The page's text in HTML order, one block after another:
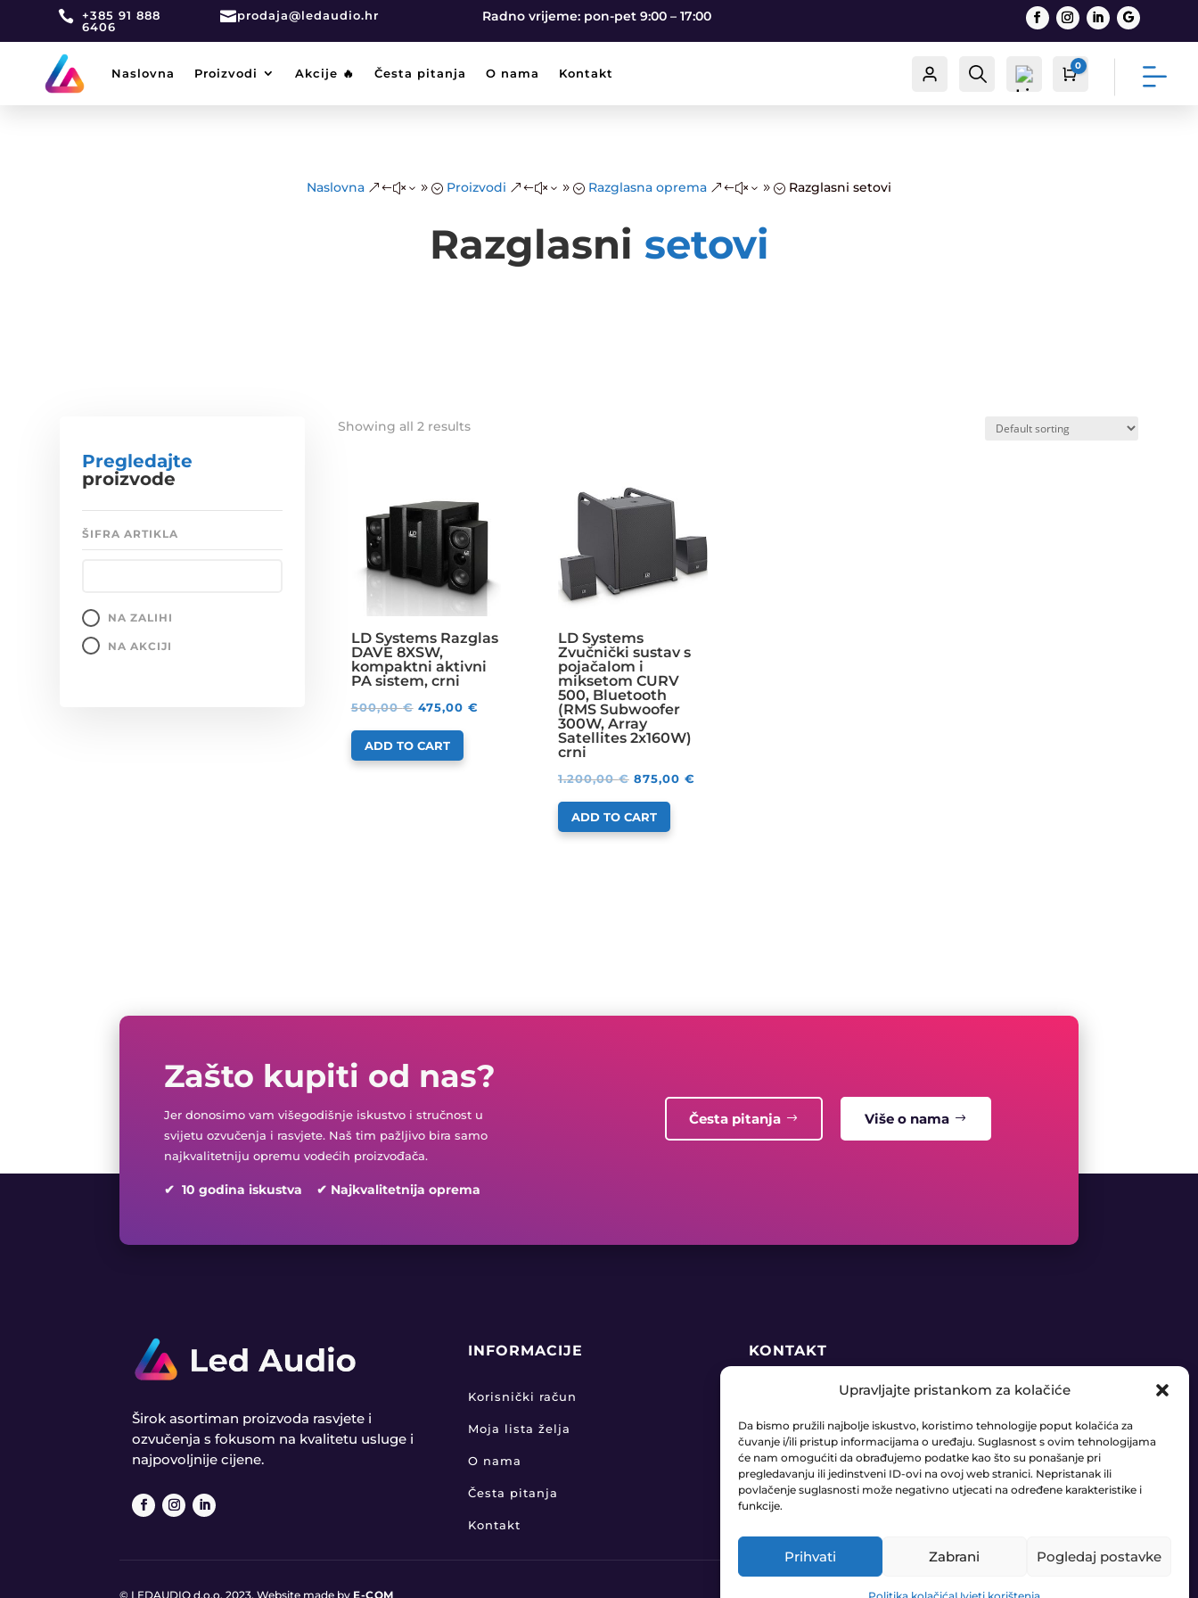
Upravljajte pristankom za kolačiće
Da bismo pružili najbolje iskustvo, koristimo tehnologije poput kolačića za
čuvanje i/ili pristup informacijama o uređaju. Suglasnost s ovim tehnologijama
će nam omogućiti da obrađujemo podatke kao što su ponašanje pri
pregledavanju ili jedinstveni ID-ovi na ovoj web stranici. Nepristanak ili
povlačenje suglasnosti može negativno utjecati na određene karakteristike i
funkcije.
Prihvati Zabrani Pogledaj postavke
 +385 91 888
6406
prodaja@ledaudio.hr Radno vrijeme: pon-pet 9:00 – 17:00
Naslovna Proizvodi Akcije 🔥 Česta pitanja O nama Kontakt Račun Traži Cart
0
€
Naslovna &#x39; Proizvodi &#x39; Razglasna oprema &#x39; Razglasni setovi
Razglasni setovi
Pregledajte
proizvode
ŠIFRA ARTIKLA
NA ZALIHI
NA AKCIJI
Showing all 2 results
LD Systems Razglas
DAVE 8XSW,
kompaktni aktivni
PA sistem, crni
500,00€ 475,00 €
ADD TO CART
LD Systems
Zvučnički sustav s
pojačalom i
miksetom CURV
500, Bluetooth
(RMS Subwoofer
300W, Array
Satellites 2x160W)
crni
1.200,00€ 875,00 €
ADD TO CART
Zašto kupiti od nas?
Jer donosimo vam višegodišnje iskustvo i stručnost u
svijetu ozvučenja i rasvjete. Naš tim pažljivo bira samo
najkvalitetniju opremu vodećih proizvođača.
✔ 10 godina iskustva ✔ Najkvalitetnija oprema
Česta pitanja Više o nama
Širok asortiman proizvoda rasvjete i
ozvučenja s fokusom na kvalitetu usluge i
najpovoljnije cijene.
INFORMACIJE
Korisnički račun
Moja lista želja
O nama
Česta pitanja
Kontakt
KONTAKT
+385 91 888 6406
prodaja@ledaudio.hr
 KLARIĆI 50B, 10410 VELIKA GORICA
© LEDAUDIO d.o.o. 2023. Website made by E-COM Pravila Privatnosti •Uvjeti poslovanja
0